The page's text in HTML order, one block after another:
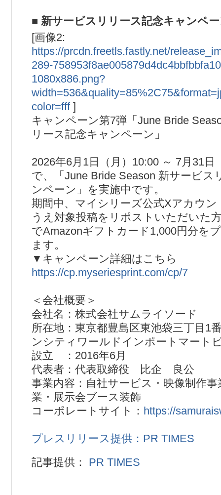
■ 新サービスリリース記念キャンペ
[画像2:
https://prcdn.freetls.fastly.net/
289-
1080x886.png?
color=fff]
キャンペーン第7弾「June Bride
リース記念キャンペーン」
2026年6月1日（月）10:00 ～ 7月31日
で、「June Bride Season 新サービス
ンペーン」を実施中です。
期間中、マイシリーズ公式Xアカウ
うえ対象投稿をリポストいただいた
でAmazonギフトカード1,000円分を
ます。
▼キャンペーン詳細はこちら
https://cp.myseriesprint.com/cp/7
＜会社概要＞
会社名：株式会社サムライソード
所在地：東京都豊島区東池袋三丁目1
ンシティワールドインポートマート
設立 ：2016年6月
代表者：代表取締役 比企 良公
事業内容：自社サービス・映像制作
業・展示会ブース装飾
コーポレートサイト： https://
プレスリリース提供：PR TIMES
記事提供： PR TIMES